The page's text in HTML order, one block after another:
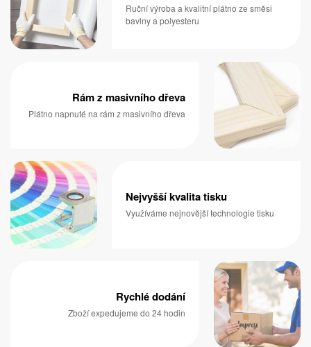
Ruční výroba a kvalitní plátno ze směsi
bavlny a polyesteru
Rám z masivního dřeva
Plátno napnuté na rám z masivního dřeva
Nejvyšší kvalita tisku
Využíváme nejnovější technologie tisku
Rychlé dodání
Zboží expedujeme do 24 hodin